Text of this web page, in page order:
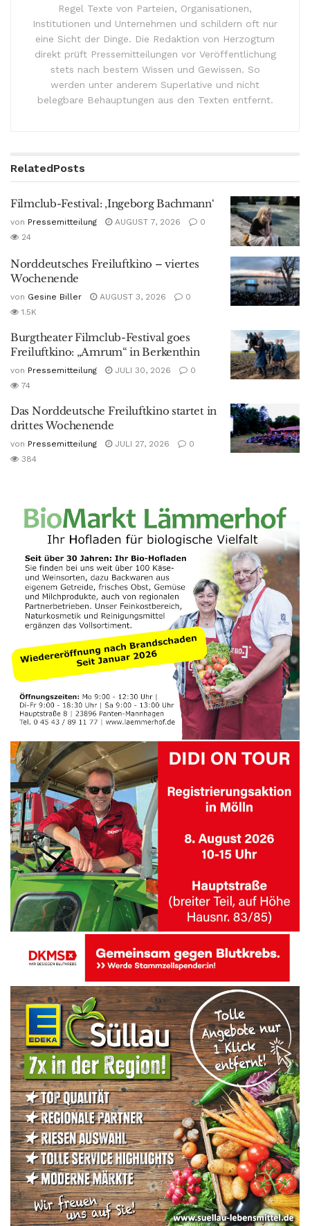
Regel Texte von Parteien, Organisationen,
Institutionen und Unternehmen und schildern oft nur
eine Sicht der Dinge. Die Redaktion von Herzogtum
direkt prüft Pressemitteilungen vor Veröffentlichung
stets nach bestem Wissen und Gewissen. So
werden unter anderem Superlative und nicht
belegbare Behauptungen aus den Texten entfernt.
RelatedPosts
Filmclub-Festival: ‚Ingeborg Bachmann‘
von Pressemitteilung AUGUST 7, 2026
0
24
Norddeutsches Freiluftkino – viertes
Wochenende
von Gesine Biller AUGUST 3, 2026
0
1.5K
Burgtheater Filmclub-Festival goes
Freiluftkino: „Amrum“ in Berkenthin
von Pressemitteilung JULI 30, 2026
0
74
Das Norddeutsche Freiluftkino startet in
drittes Wochenende
von Pressemitteilung JULI 27, 2026
0
384